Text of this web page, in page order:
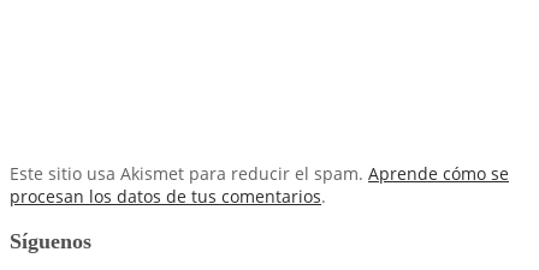
Este sitio usa Akismet para reducir el spam. Aprende cómo se
procesan los datos de tus comentarios.
Síguenos